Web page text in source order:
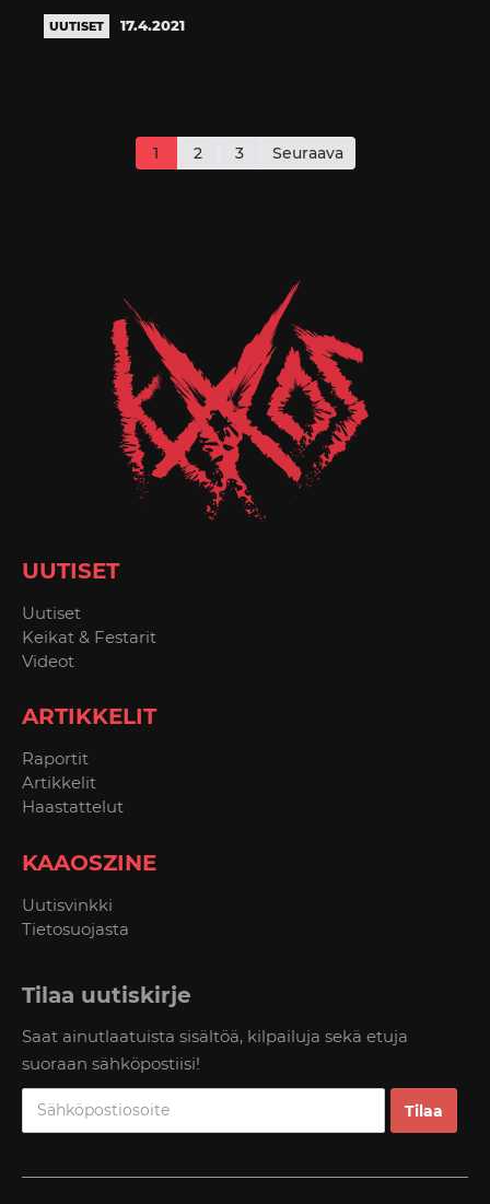
UUTISET 17.4.2021
sivutus
1 2 3 Seuraava
UUTISET
Uutiset
Keikat & Festarit
Videot
ARTIKKELIT
Raportit
Artikkelit
Haastattelut
KAAOSZINE
Uutisvinkki
Tietosuojasta
Tilaa uutiskirje
Saat ainutlaatuista sisältöä, kilpailuja sekä etuja
suoraan sähköpostiisi!